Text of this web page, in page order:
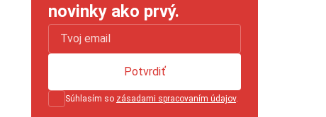
novinky ako prvý.
Súhlasím so zásadami spracovaním údajov.
Potvrdiť